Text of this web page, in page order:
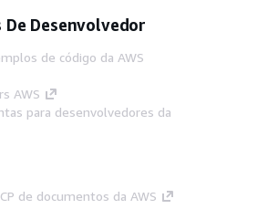
Desenvolvedor
de código da AWS
AWS
para desenvolvedores da
de documentos da AWS